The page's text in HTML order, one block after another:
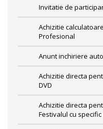
Invitatie de
Achizitie
Profesional
Anunt inchiriere
Achizitie directa
DVD
Achizitie directa
Festivalul cu